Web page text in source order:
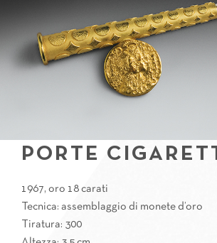
PORTE
1967, oro 18 carati
Tecnica: assemblaggio di monete d’oro
Tiratura: 300